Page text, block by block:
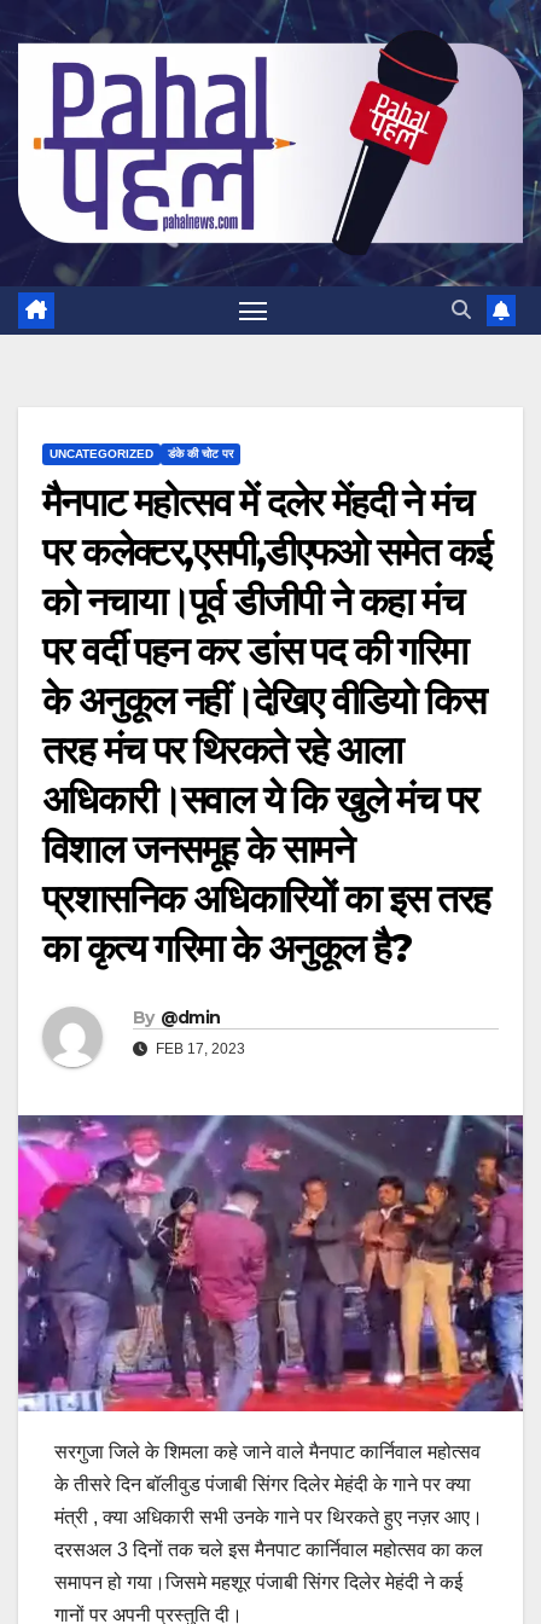
to
UNCATEGORIZED डंके की चोट पर
मैनपाट महोत्सव में दलेर मेंहदी ने मंच
पर कलेक्टर,एसपी,डीएफओ समेत कई
को नचाया।पूर्व डीजीपी ने कहा मंच
पर वर्दी पहन कर डांस पद की गरिमा
के अनुकूल नहीं।देखिए वीडियो किस
तरह मंच पर थिरकते रहे आला
अधिकारी।सवाल ये कि खुले मंच पर
विशाल जनसमूह के सामने
प्रशासनिक अधिकारियों का इस तरह
का कृत्य गरिमा के अनुकूल है?
By @dmin
FEB 17, 2023
सरगुजा जिले के शिमला कहे जाने वाले मैनपाट कार्निवाल महोत्सव
के तीसरे दिन बॉलीवुड पंजाबी सिंगर दिलेर मेहंदी के गाने पर क्या
मंत्री , क्या अधिकारी सभी उनके गाने पर थिरकते हुए नज़र आए।
दरसअल 3 दिनों तक चले इस मैनपाट कार्निवाल महोत्सव का कल
समापन हो गया।जिसमे महशूर पंजाबी सिंगर दिलेर मेहंदी ने कई
गानों पर अपनी प्रस्तुति दी।